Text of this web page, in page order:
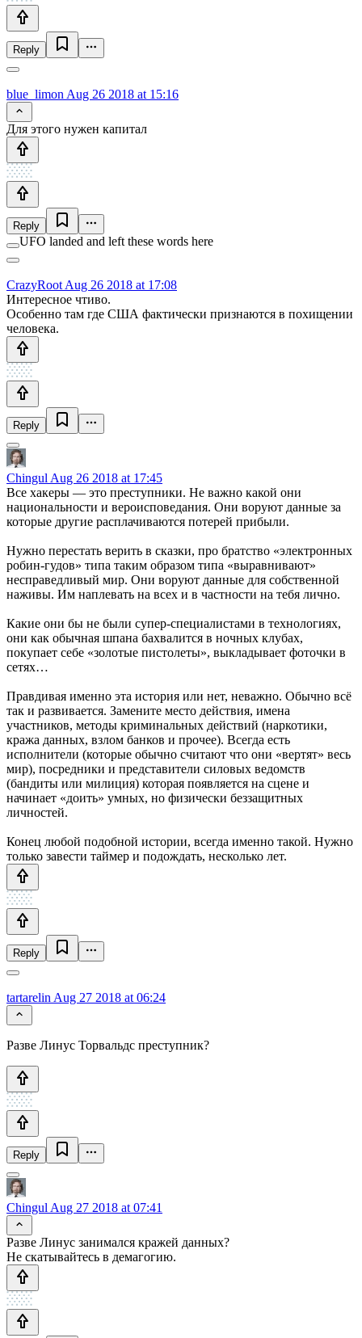
Reply
blue_limon Aug 26 2018 at 15:16
Для этого нужен капитал
Reply
UFO landed and left these words here
CrazyRoot Aug 26 2018 at 17:08
Интересное чтиво.
Особенно там где США фактически признаются в похищении
человека.
Reply
Chingul Aug 26 2018 at 17:45
Все хакеры — это преступники. Не важно какой они
национальности и вероисповедания. Они воруют данные за
которые другие расплачиваются потерей прибыли.
Нужно перестать верить в сказки, про братство «электронных
робин-гудов» типа таким образом типа «выравнивают»
несправедливый мир. Они воруют данные для собственной
наживы. Им наплевать на всех и в частности на тебя лично.
Какие они бы не были супер-специалистами в технологиях,
они как обычная шпана бахвалится в ночных клубах,
покупает себе «золотые пистолеты», выкладывает фоточки в
сетях…
Правдивая именно эта история или нет, неважно. Обычно всё
так и развивается. Замените место действия, имена
участников, методы криминальных действий (наркотики,
кража данных, взлом банков и прочее). Всегда есть
исполнители (которые обычно считают что они «вертят» весь
мир), посредники и представители силовых ведомств
(бандиты или милиция) которая появляется на сцене и
начинает «доить» умных, но физически беззащитных
личностей.
Конец любой подобной истории, всегда именно такой. Нужно
только завести таймер и подождать, несколько лет.
Reply
tartarelin Aug 27 2018 at 06:24
Разве Линус Торвальдс преступник?
Reply
Chingul Aug 27 2018 at 07:41
Разве Линус занимался кражей данных?
Не скатывайтесь в демагогию.